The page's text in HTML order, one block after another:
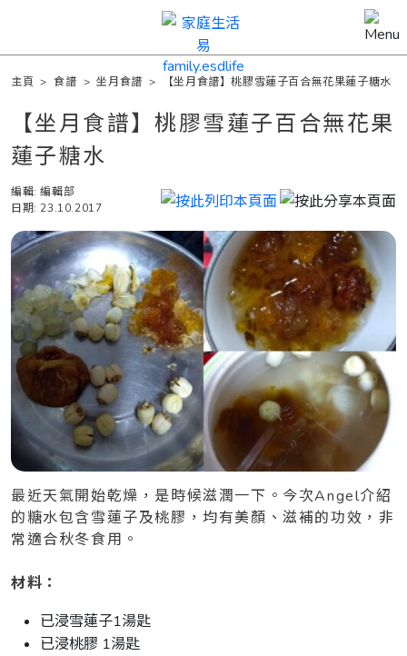
主頁 >食譜 >坐月食譜 > 【坐月食譜】桃膠雪蓮子百合無花果蓮子糖水
【坐月食譜】桃膠雪蓮子百合無花果
蓮子糖水
編輯: 編輯部
日期: 23.10.2017
最近天氣開始乾燥，是時候滋潤一下。今次Angel介紹
的糖水包含雪蓮子及桃膠，均有美顏、滋補的功效，非
常適合秋冬食用。
材料：
已浸雪蓮子1湯匙
已浸桃膠 1湯匙